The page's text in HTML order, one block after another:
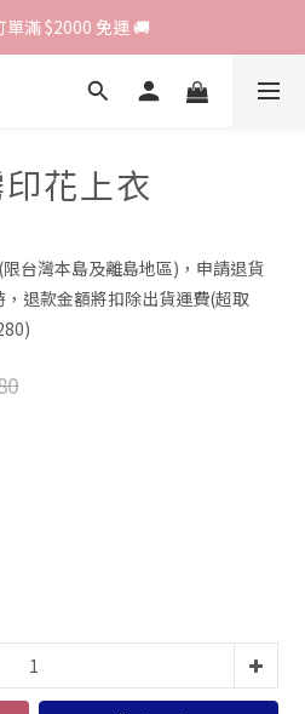
客註冊會員即贈$200購物金 ♥
單滿 $2000 免運 🚚
客註冊會員即贈$200購物金 ♥
花上衣
台灣本島及離島地區)，申請退貨
退款金額將扣除出貨運費(超取